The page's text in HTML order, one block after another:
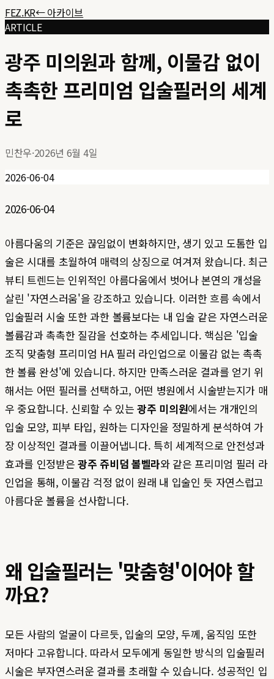
FEZ.KR← 아카이브
ARTICLE
광주 미의원과 함께, 이물감 없이
촉촉한 프리미엄 입술필러의 세계
로
민찬우·2026년 6월 4일
2026-06-04
2026-06-04
아름다움의 기준은 끊임없이 변화하지만, 생기 있고 도톰한 입
술은 시대를 초월하여 매력의 상징으로 여겨져 왔습니다. 최근
뷰티 트렌드는 인위적인 아름다움에서 벗어나 본연의 개성을
살린 '자연스러움'을 강조하고 있습니다. 이러한 흐름 속에서
입술필러 시술 또한 과한 볼륨보다는 내 입술 같은 자연스러운
볼륨감과 촉촉한 질감을 선호하는 추세입니다. 핵심은 '입술
조직 맞춤형 프리미엄 HA 필러 라인업으로 이물감 없는 촉촉
한 볼륨 완성'에 있습니다. 하지만 만족스러운 결과를 얻기 위
해서는 어떤 필러를 선택하고, 어떤 병원에서 시술받는지가 매
우 중요합니다. 신뢰할 수 있는광주 미의원에서는 개개인의
입술 모양, 피부 타입, 원하는 디자인을 정밀하게 분석하여 가
장 이상적인 결과를 이끌어냅니다. 특히 세계적으로 안전성과
효과를 인정받은광주 쥬비덤 볼벨라와 같은 프리미엄 필러 라
인업을 통해, 이물감 걱정 없이 원래 내 입술인 듯 자연스럽고
아름다운 볼륨을 선사합니다.
왜 입술필러는 '맞춤형'이어야 할
까요?
모든 사람의 얼굴이 다르듯, 입술의 모양, 두께, 움직임 또한
저마다 고유합니다. 따라서 모두에게 동일한 방식의 입술필러
시술은 부자연스러운 결과를 초래할 수 있습니다. 성공적인 입